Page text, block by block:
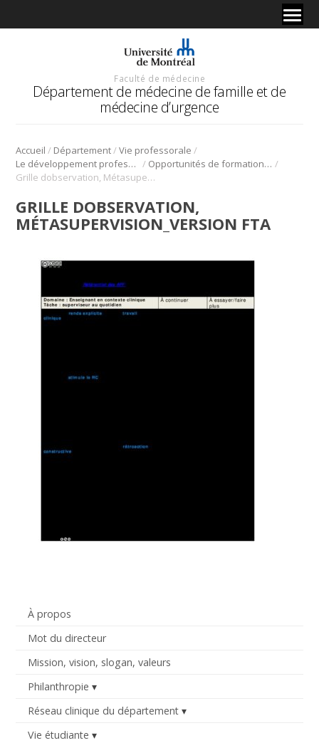
Faculté de médecine
Département de médecine de famille et de
médecine d’urgence
Accueil / Département/Vie professorale /
Le développement professoral / Opportunités de formation professorale /
Grille dobservation, Métasupervision_version FTA
À propos
Mot du directeur
Mission, vision, slogan, valeurs
Philanthropie
Réseau clinique du département
Vie étudiante
GRILLE DOBSERVATION,
MÉTASUPERVISION_VERSION FTA